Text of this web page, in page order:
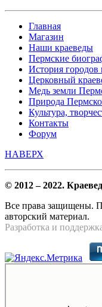
Главная
Магазин
Наши краеведы
Пермские
История городов
Церковный
Медь земли
Природа
Культура,
Контакты
Форум
НАВЕРХ
© 2012 – 2022.
Все права защищены.
авторский материал.
Разработка и